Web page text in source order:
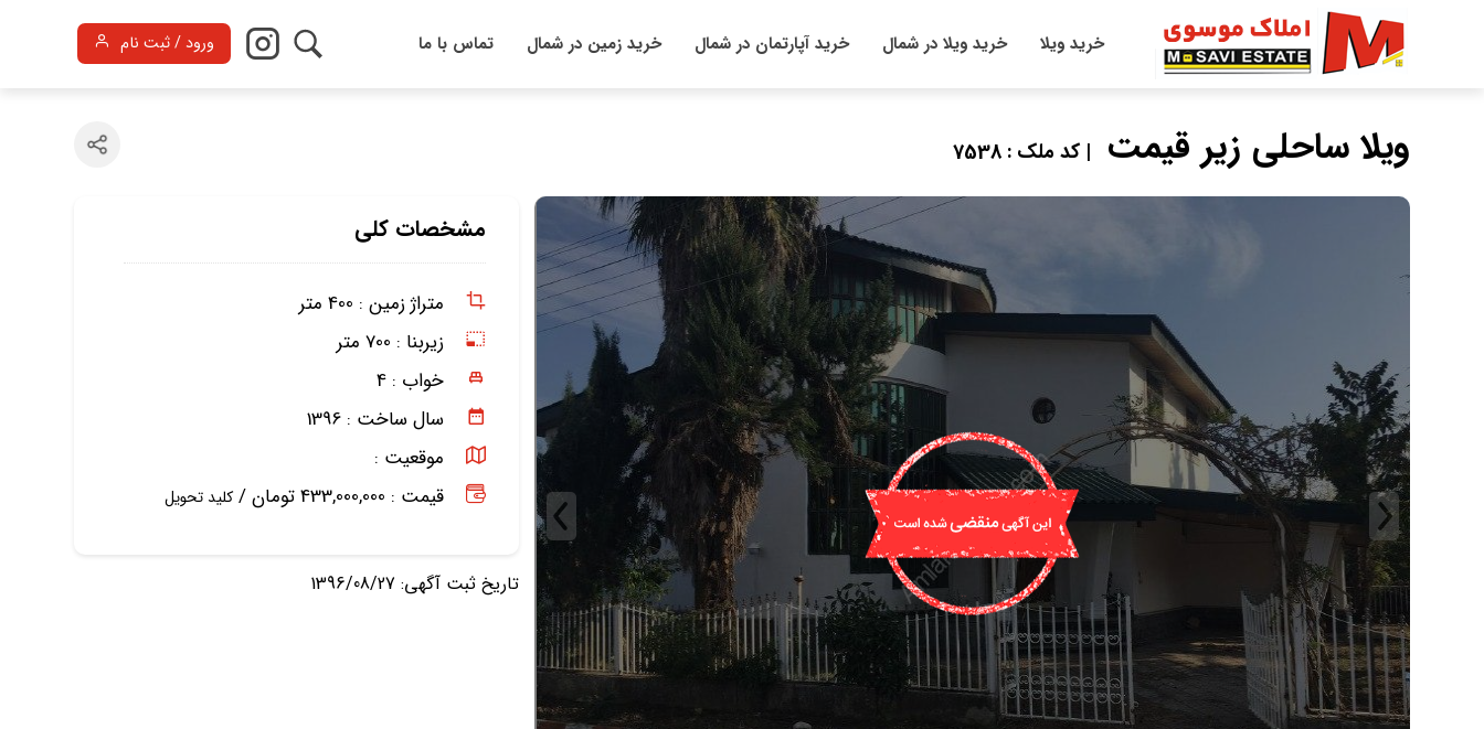
خرید ویلا خرید ویلا در شمال خرید آپارتمان در شمال خرید زمین در شمال تماس با ما ورود / ثبت نام
ویلا ساحلی زیر قیمت | کد ملک : 7538
مشخصات کلی
متراژ زمین : 400 متر
زیربنا : 700 متر
خواب : 4
سال ساخت : 1396
موقعیت :
قیمت : 433,000,000 تومان /
کلید تحویل
تاریخ ثبت آگهی: 1396/08/27